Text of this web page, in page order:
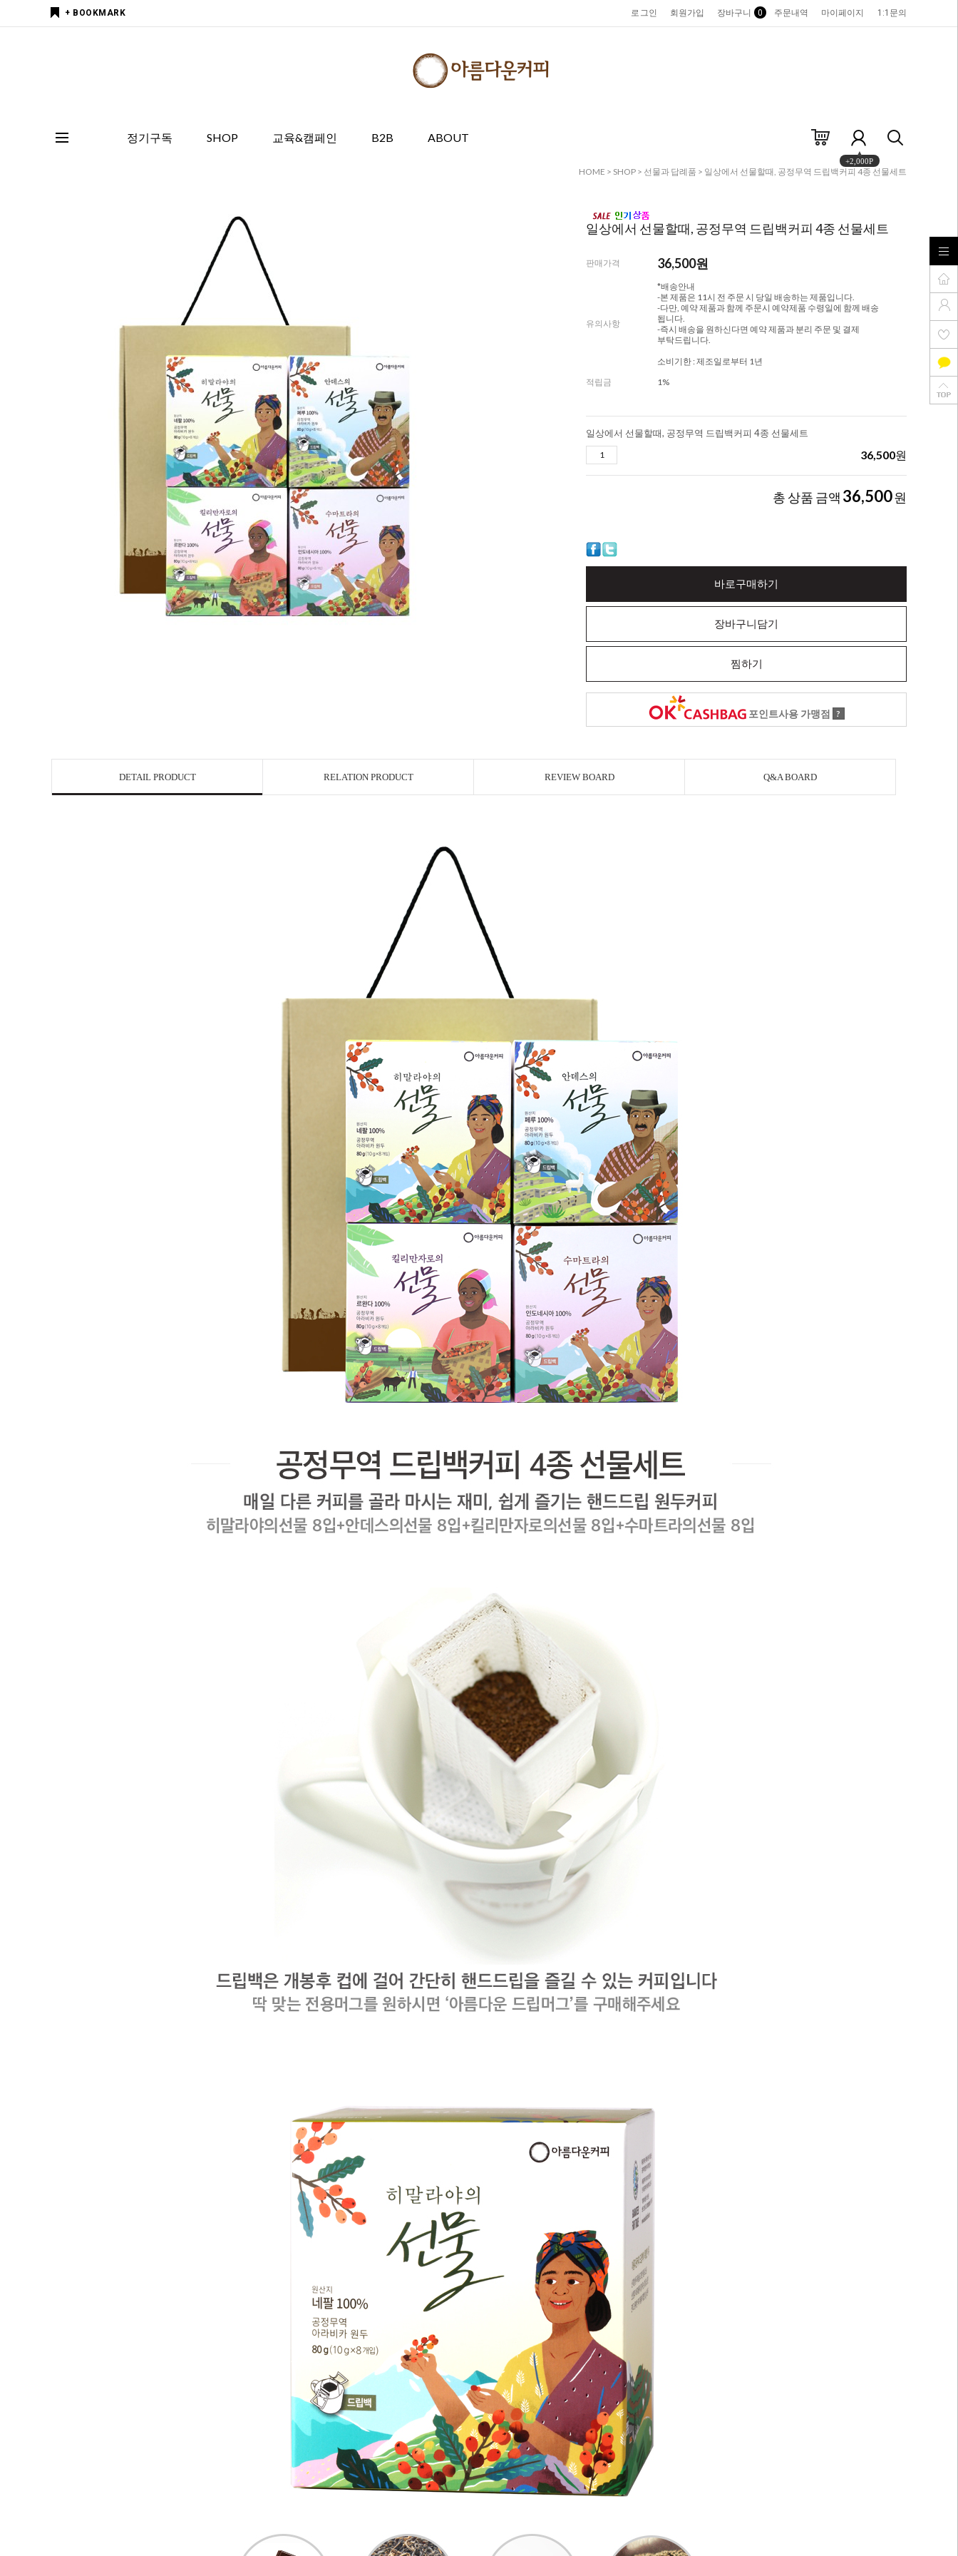
+ BOOKMARK 로그인 회원가입 장바구니 0 주문내역 마이페이지 1:1문의
정기구독 SHOP 교육&캠페인 B2B ABOUT
+2,000P
HOME > SHOP > 선물과 답례품 > 일상에서 선물할때, 공정무역 드립백커피 4종 선물세트
일상에서 선물할때, 공정무역 드립백커피 4종 선물세트
판매가격 36,500원
유의사항
*배송안내
-본 제품은 11시 전 주문 시 당일 배송하는 제품입니다.
-다만, 예약 제품과 함께 주문시 예약제품 수령일에 함께 배송
됩니다.
-즉시 배송을 원하신다면 예약 제품과 분리 주문 및 결제
부탁드립니다.
소비기한 : 제조일로부터 1년
적립금
1%
일상에서 선물할때, 공정무역 드립백커피 4종 선물세트
36,500원
총 상품 금액 36,500원
바로구매하기
장바구니담기
찜하기
포인트사용 가맹점 ?
DETAIL PRODUCT RELATION PRODUCT REVIEW BOARD Q&A BOARD